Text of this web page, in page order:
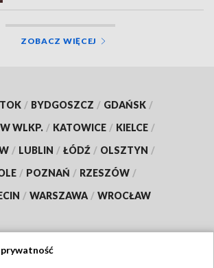
ZOBACZ WIĘCEJ
/ BYDGOSZCZ / GDAŃSK /
WLKP. / KATOWICE / KIELCE /
/ LUBLIN / ŁÓDŹ / OLSZTYN /
/ POZNAŃ / RZESZÓW /
/ WARSZAWA / WROCŁAW